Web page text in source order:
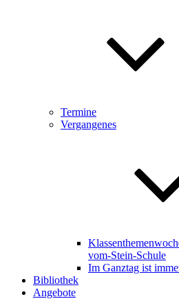
Termine
Vergangenes
vom-Stein-Schule
Im Ganztag ist
Bibliothek
Angebote